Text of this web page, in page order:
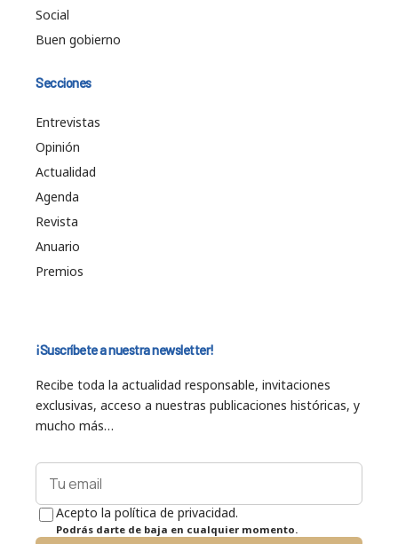
Social
Buen gobierno
Secciones
Entrevistas
Opinión
Actualidad
Agenda
Revista
Anuario
Premios
¡Suscríbete a nuestra newsletter!
Recibe toda la actualidad responsable, invitaciones
exclusivas, acceso a nuestras publicaciones históricas, y
mucho más…
Acepto la política de privacidad.
Podrás darte de baja en cualquier momento.